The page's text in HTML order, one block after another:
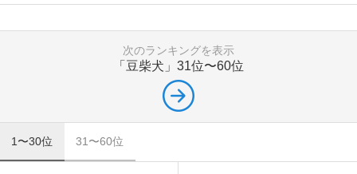
次のランキングを表示
「豆柴犬」 31位〜60位
1〜30位 31〜60位